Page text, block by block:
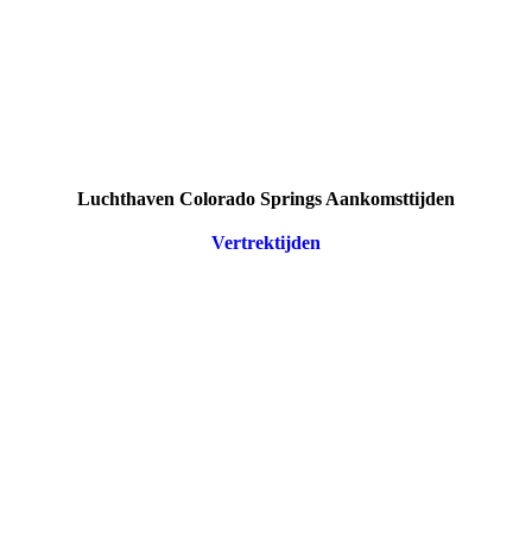
Luchthaven Colorado Springs Aankomsttijden
Vertrektijden